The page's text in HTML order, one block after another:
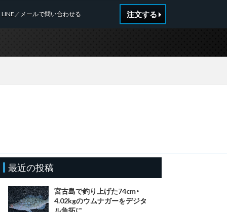
LINE／メールで問い合わせる 注文する
最近の投稿
宮古島で釣り上げた74cm・
4.02kgのウムナガーをデジタ
ル魚拓に